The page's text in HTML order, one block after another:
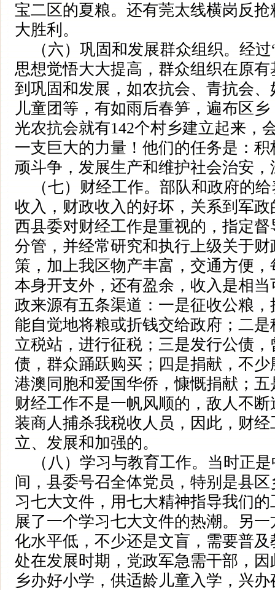
宝二区的夏粮。还有莞太线横岗反
大胜利。
（六）巩固和发展群众组织。经过
思想觉悟大大提高，群众组织在原
到巩固和发展，如农抗会、青抗会
儿童团等，有如雨后春笋，遍布区
光农抗会就有142个村乡建立起来，
一支巨大的力量！他们的任务是：
顽斗争，发展生产和维护社会治安
（七）财经工作。部队和政府的给
收入，财政收入的好坏，关系到军
西县委对财经工作是重视的，指定
分管，并经常研究和执行上级关于
策，加上我区物产丰富，交通方便
本身开支外，还有盈余，收入是相
政来源有五条渠道：一是征收公粮
能自觉地将粮或折钱交给政府；二
立税站，进行征税；三是发行公债
债，群众踊跃购买；四是捐献，不
港澳同胞和爱国华侨，慷慨捐献；
财经工作不是一帆风顺的，敌人不
装商人捕杀我税收人员，因此，财
立、发展和加强的。
（八）学习与教育工作。当时正是
间，县委号召全体党员，特别是县
习七大文件，用七大精神指导我们
展了一个学习七大文件的热潮。另
化水平低，不少还是文盲，需要普
处在发展时期，党政军急需干部，
乡办好小学，供适龄儿童入学，兴